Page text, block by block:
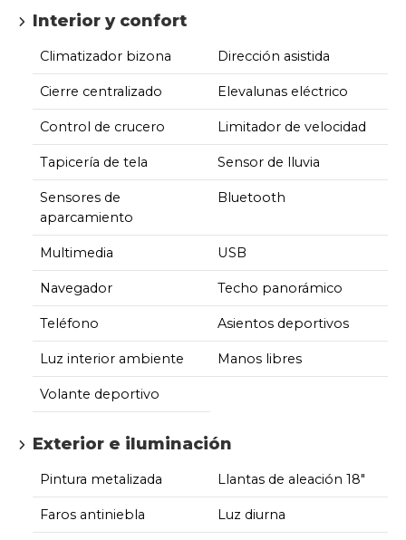
Interior y confort
Climatizador bizona Dirección asistida
Cierre centralizado Elevalunas eléctrico
Control de crucero Limitador de velocidad
Tapicería de tela Sensor de lluvia
Sensores de
aparcamiento
Bluetooth
Multimedia USB
Navegador Techo panorámico
Teléfono Asientos deportivos
Luz interior ambiente Manos libres
Volante deportivo
Exterior e iluminación
Pintura metalizada Llantas de aleación 18"
Faros antiniebla Luz diurna